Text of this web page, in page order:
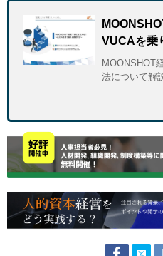
VUCAを乗
MOONSHOT
法について解